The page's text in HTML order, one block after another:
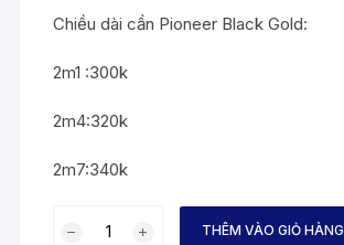
Chiều dài cần Pioneer Black Gold:
2m1 :300k
2m4:320k
2m7:340k
THÊM VÀO GIỎ HÀNG